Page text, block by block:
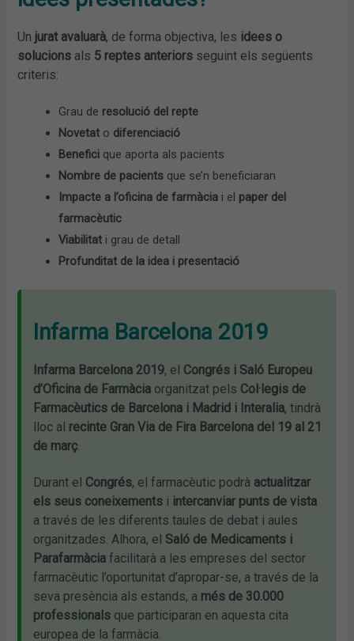
Un jurat avaluarà, de forma objectiva, les idees o
solucions als 5 reptes anteriors seguint els següents
criteris:
Grau de resolució del repte
Novetat o diferenciació
Benefici que aporta als pacients
Nombre de pacients que se’n beneficiaran
Impacte a l’oficina de farmàcia i el paper del
farmacèutic
Viabilitat i grau de detall
Profunditat de la idea i presentació
Infarma Barcelona 2019
Infarma Barcelona 2019, el Congrés i Saló Europeu
d’Oficina de Farmàcia organitzat pels Col·legis de
Farmacèutics de Barcelona i Madrid i Interalia, tindrà
lloc al recinte Gran Via de Fira Barcelona del 19 al 21
de març.
Durant el Congrés, el farmacèutic podrà actualitzar
els seus coneixements i intercanviar punts de vista
a través de les diferents taules de debat i aules
organitzades. Alhora, el Saló de Medicaments i
Parafarmàcia facilitarà a les empreses del sector
farmacèutic l’oportunitat d’apropar-se, a través de la
seva presència als estands, a més de 30.000
professionals que participaran en aquesta cita
europea de la farmàcia.